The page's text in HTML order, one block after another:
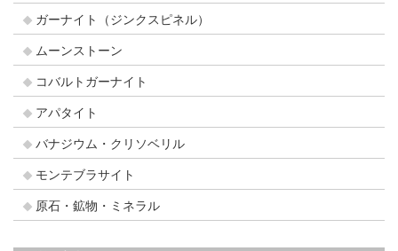
ガーナイト（ジンクスピネル）
ムーンストーン
コバルトガーナイト
アパタイト
バナジウム・クリソベリル
モンテブラサイト
原石・鉱物・ミネラル